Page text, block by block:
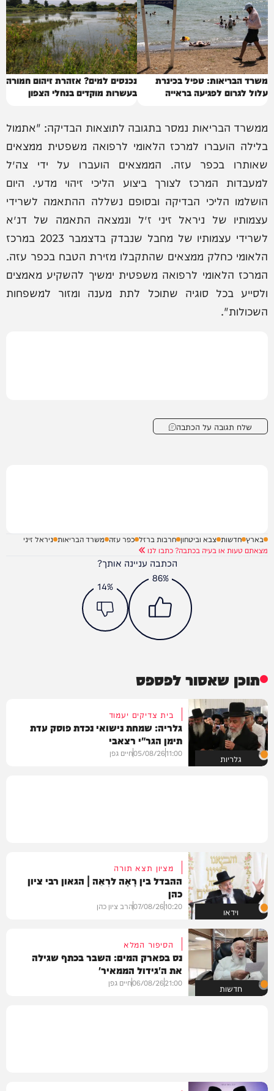
משרד הבריאות: טפיל בכינרת
עלול לגרום לפגיעה בראייה
נכנסים למים? אזהרת זיהום חמורה
בעשרות מוקדים בנחלי הצפון
ממשרד הבריאות נמסר בתגובה לתוצאות הבדיקה: "אתמול
בלילה הועברו למרכז הלאומי לרפואה משפטית ממצאים
שאותרו בכפר עזה. הממצאים הועברו על ידי צה״ל
למעבדות המרכז לצורך ביצוע הליכי זיהוי מדעי. היום
הושלמו הליכי הבדיקה ובסופם נשללה ההתאמה לשרידי
עצמותיו של ניראל זיני ז״ל ונמצאה התאמה של דנ״א
לשרידי עצמותיו של מחבל שנבדק בדצמבר 2023 במרכז
הלאומי כחלק ממצאים שהתקבלו מזירת הטבח בכפר עזה.
המרכז הלאומי לרפואה משפטית ימשיך להשקיע מאמצים
ולסייע בכל סוגיה שתוכל לתת מענה ומזור למשפחות
השכולות".
שלח תגובה על הכתבה
בארץ חדשות צבא וביטחון חרבות ברזל כפר עזה משרד הבריאות ניראל זיני
מצאתם טעות או בעיה בכתבה? כתבו לנו
הכתבה עניינה אותך?
86%
14%
תוכן שאסור לפספס
גלריות
בית צדיקים יעמוד
גלריה: שמחת נישואי נכדת פוסק עדת
תימן הגר"י רצאבי
11:00
05/08/26חיים גפן
וידאו
מציון תצא תורה
ההבדל בין רָאָה לרְאֵה | הגאון רבי ציון
כהן
10:20
07/08/26הרב ציון כהן
חדשות
הסיפור המלא
נס בפארק המים: השבר בכתף שגילה
את ה'גידול הממאיר'
21:00
06/08/26חיים גפן